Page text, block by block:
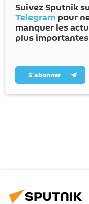
Suivez Sputnik
Telegram pour
manquer les
plus importantes
S’abonner